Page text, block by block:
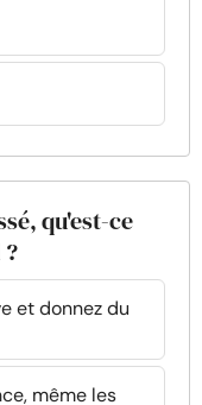
qu'est-ce
et donnez du
même les